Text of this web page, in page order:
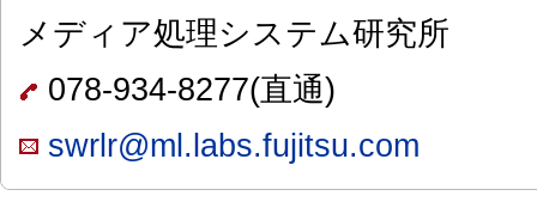
メディア処理システム研究所
078-934-8277(直通)
swrlr@ml.labs.fujitsu.com